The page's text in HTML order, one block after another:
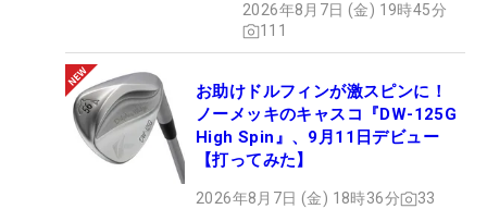
2026年8月7日 (金) 19時45分
111
お助けドルフィンが激スピンに！
ノーメッキのキャスコ『DW-125G
High Spin』、9月11日デビュー
【打ってみた】
2026年8月7日 (金) 18時36分 33